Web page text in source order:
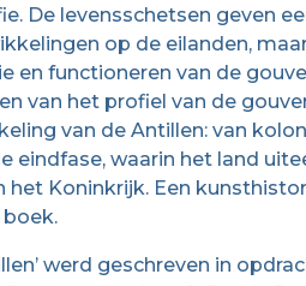
De levensschetsen geven
op de eilanden,
en functioneren van de
van het profiel van de
van de Antillen: van
eindfase, waarin het land
Koninkrijk. Een
werd geschreven in